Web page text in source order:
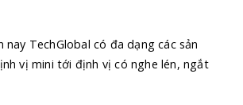
nay TechGlobal có đa dạng các sản
vị mini tới định vị có nghe lén, ngắt